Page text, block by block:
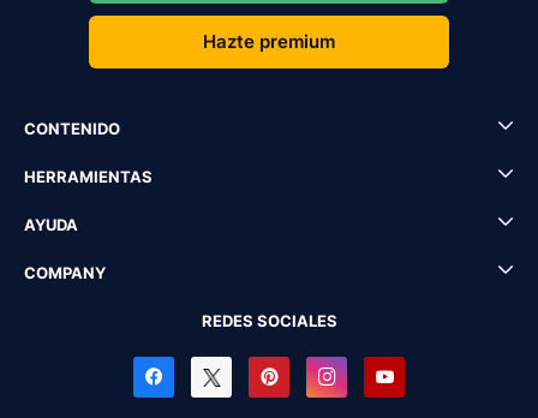
Hazte premium
CONTENIDO
HERRAMIENTAS
AYUDA
COMPANY
REDES SOCIALES